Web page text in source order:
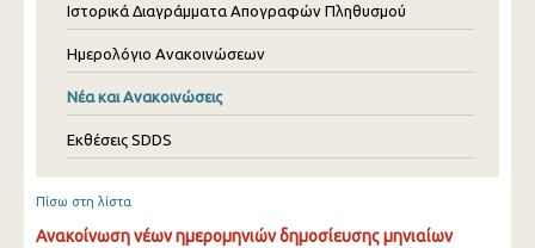
Ιστορικά Διαγράμματα Απογραφών Πληθυσμού
Ημερολόγιο Ανακοινώσεων
Νέα και Ανακοινώσεις
Εκθέσεις SDDS
Πίσω στη λίστα
Ανακοίνωση νέων ημερομηνιών δημοσίευσης μηνιαίων